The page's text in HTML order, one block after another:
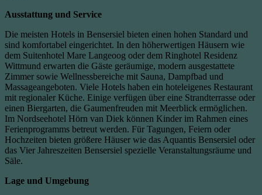
Ausstattung und Service
Die meisten Hotels in Bensersiel bieten einen hohen Standard und
sind komfortabel eingerichtet. In den höherwertigen Häusern wie
dem Suitenhotel Mare Langeoog oder dem Ringhotel Residenz
Wittmund erwarten die Gäste geräumige, modern ausgestattete
Zimmer sowie Wellnessbereiche mit Sauna, Dampfbad und
Massageangeboten. Viele Hotels haben ein hoteleigenes Restaurant
mit regionaler Küche. Einige verfügen über eine Strandterrasse oder
einen Biergarten, die Gaumenfreuden mit Meerblick ermöglichen.
Im Nordseehotel Hörn van Diek können Kinder im Rahmen eines
Ferienprogramms betreut werden. Für Tagungen, Feiern oder
Hochzeiten bieten größere Häuser wie das Aquantis Bensersiel oder
das Vier Jahreszeiten Bensersiel spezielle Veranstaltungsräume und
Säle.
Lage und Umgebung